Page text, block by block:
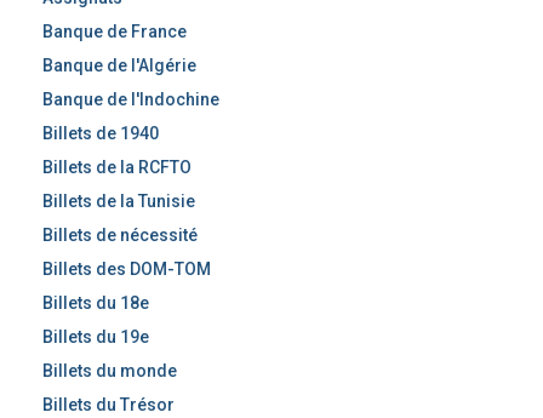
Banque de France
Banque de l'Algérie
Banque de l'Indochine
Billets de 1940
Billets de la RCFTO
Billets de la Tunisie
Billets de nécessité
Billets des DOM-TOM
Billets du 18e
Billets du 19e
Billets du monde
Billets du Trésor